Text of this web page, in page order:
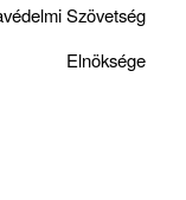
Szövetség
Elnöksége